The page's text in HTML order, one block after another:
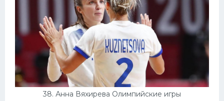
38. Анна Вяхирева Олимпийские игры